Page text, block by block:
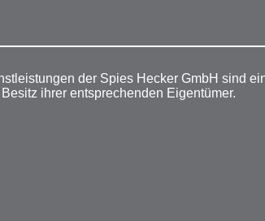
der Spies Hecker GmbH sind
ihrer entsprechenden Eigentümer.